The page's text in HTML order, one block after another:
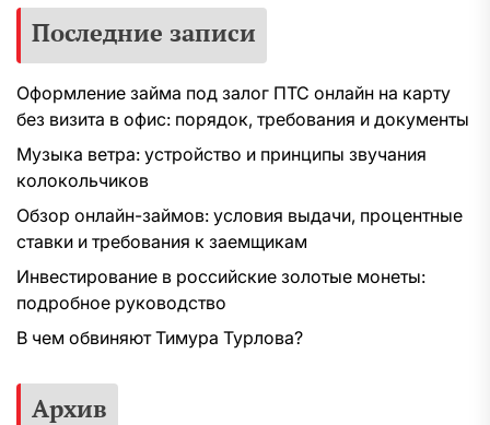
Последние записи
Оформление займа под залог ПТС онлайн на карту
без визита в офис: порядок, требования и документы
Музыка ветра: устройство и принципы звучания
колокольчиков
Обзор онлайн-займов: условия выдачи, процентные
ставки и требования к заемщикам
Инвестирование в российские золотые монеты:
подробное руководство
В чем обвиняют Тимура Турлова?
Архив